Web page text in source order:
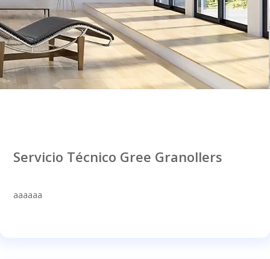
Servicio Técnico Gree Granollers
aaaaaa